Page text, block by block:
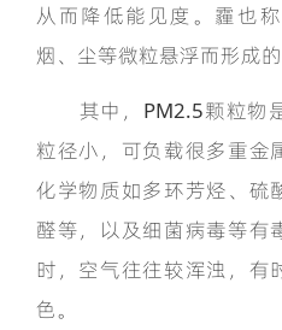
从而降低能见度。霾也
烟、尘等微粒悬浮而形成的
其中，PM2.5颗粒物
粒径小，可负载很多重金
化学物质如多环芳烃、硫
醛等，以及细菌病毒等有
时，空气往往较浑浊，有
色。